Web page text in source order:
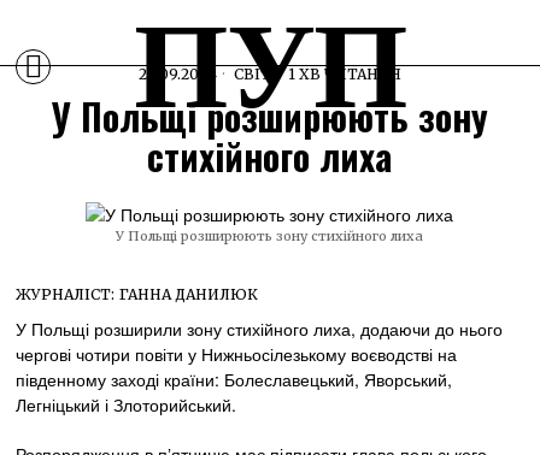
ПУП
20.09.2024 СВІТ 1 ХВ ЧИТАННЯ
У Польщі розширюють зону
стихійного лиха
У Польщі розширюють зону стихійного лиха
ЖУРНАЛІСТ: ГАННА ДАНИЛЮК
У Польщі розширили зону стихійного лиха, додаючи до нього
чергові чотири повіти у Нижньосілезькому воєводстві на
південному заході країни: Болеславецький, Яворський,
Легніцький і Злоторийський.